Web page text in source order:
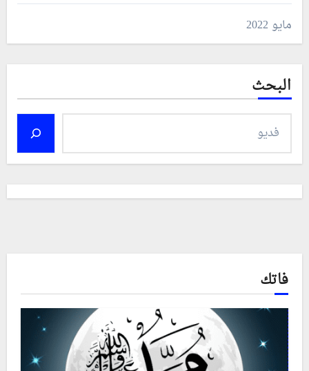
مايو 2022
البحث
فاتك